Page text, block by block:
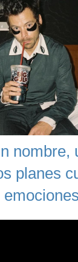
nombre,
planes